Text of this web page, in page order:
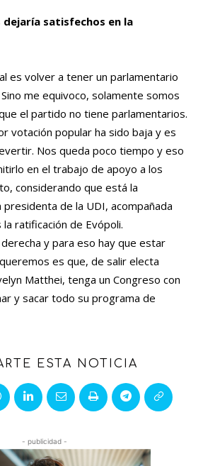
satisfechos en la
es volver a tener un parlamentario
me equivoco, solamente somos
el partido no tiene parlamentarios.
votación popular ha sido baja y es
Nos queda poco tiempo y eso
en el trabajo de apoyo a los
considerando que está la
de la UDI, acompañada
ratificación de Evópoli.
y para eso hay que estar
es que, de salir electa
Matthei, tenga un Congreso con
y sacar todo su programa de
ESTA NOTICIA
- publicidad -